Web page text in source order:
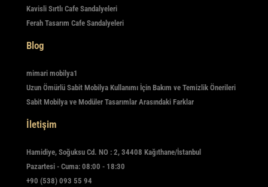
Kavisli Sırtlı Cafe Sandalyeleri
Ferah Tasarım Cafe Sandalyeleri
Blog
mimari mobilya1
Uzun Ömürlü Sabit Mobilya Kullanımı İçin Bakım ve Temizlik Önerileri
Sabit Mobilya ve Modüler Tasarımlar Arasındaki Farklar
İletişim
Hamidiye, Soğuksu Cd. NO : 2, 34408 Kağıthane/İstanbul
Pazartesi - Cuma: 08:00 - 18:30
+90 (538) 093 55 94